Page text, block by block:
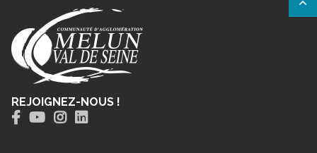
REJOIGNEZ-NOUS !